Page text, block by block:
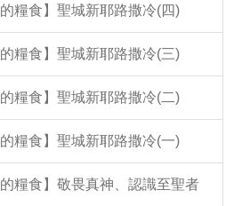
糧食】聖城新耶路撒冷(四)
糧食】聖城新耶路撒冷(三)
糧食】聖城新耶路撒冷(二)
糧食】聖城新耶路撒冷(一)
糧食】敬畏真神、認識至聖者